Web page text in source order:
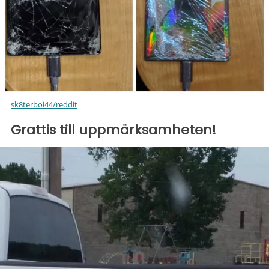
sk8terboi44/reddit
Grattis till uppmärksamheten!